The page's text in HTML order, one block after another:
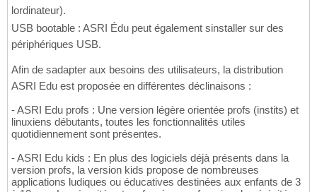
lordinateur).
USB bootable : ASRI Édu peut également sinstaller sur des
périphériques USB.
Afin de sadapter aux besoins des utilisateurs, la distribution
ASRI Edu est proposée en différentes déclinaisons :
- ASRI Edu profs : Une version légère orientée profs (instits) et
linuxiens débutants, toutes les fonctionnalités utiles
quotidiennement sont présentes.
- ASRI Edu kids : En plus des logiciels déjà présents dans la
version profs, la version kids propose de nombreuses
applications ludiques ou éducatives destinées aux enfants de 3